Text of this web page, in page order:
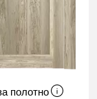
полотно